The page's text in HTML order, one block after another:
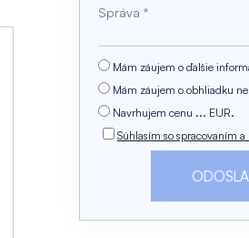
Mám záujem o ďalšie
Mám záujem o obhliadku
Navrhujem cenu ... EUR.
Súhlasím so spracovaním